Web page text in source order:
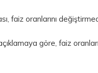
faiz oranlarını
göre, faiz